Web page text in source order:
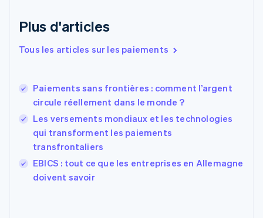
Plus d'articles
Tous les articles sur les paiements
Paiements sans frontières : comment l’argent
circule réellement dans le monde ?
Les versements mondiaux et les technologies
qui transforment les paiements
transfrontaliers
EBICS : tout ce que les entreprises en Allemagne
doivent savoir
Espagne
Estonie
EnglishEspañol简体中文
Finlande
Français English
Gibraltar
English
Grèce